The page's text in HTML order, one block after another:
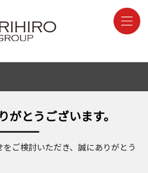
がとうございます。
ご検討いただき、誠にありがとう